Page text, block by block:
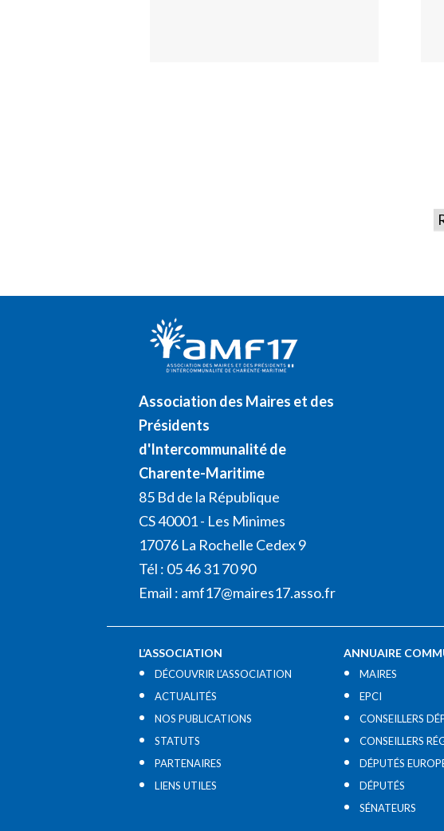
Association des Maires et des
Présidents
d'Intercommunalité de
Charente-Maritime
85 Bd de la République
CS 40001 - Les Minimes
17076 La Rochelle Cedex 9
Tél : 05 46 31 70 90
Email : amf17@maires17.asso.fr
L’ASSOCIATION
DÉCOUVRIR L’ASSOCIATION
ACTUALITÉS
NOS PUBLICATIONS
STATUTS
PARTENAIRES
LIENS UTILES​
ANNUAIRE
MAIRES
EPCI
CONSEILLERS
CONSEILLERS
DÉPUTÉS
DÉPUTÉS
SÉNATEURS